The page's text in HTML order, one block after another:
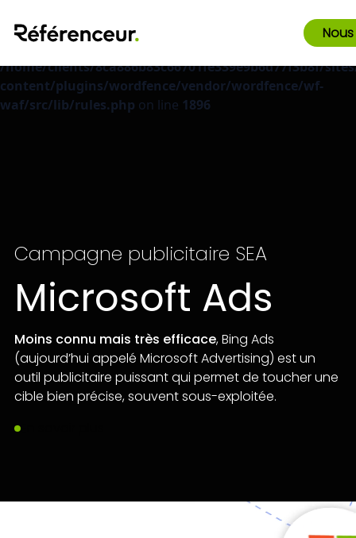
Deprecated: preg_replace(): Passing null to parameter #3
($subject) of type array|string is deprecated in
/home/clients/8ca886b83c66701fe339e9b6d77f3b8f/
content/plugins/wordfence/vendor/wordfence/wf-
waf/src/lib/rules.php on line 1896
Campagne publicitaire SEA
Microsoft Ads
Moins connu mais très efficace, Bing Ads
(aujourd’hui appelé Microsoft Advertising) est un
outil publicitaire puissant qui permet de toucher une
cible bien précise, souvent sous-exploitée.